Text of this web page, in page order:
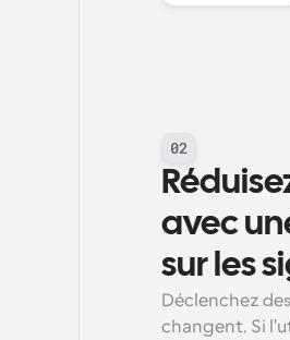
02
avec
sur les
Déclenchez
changent. Si